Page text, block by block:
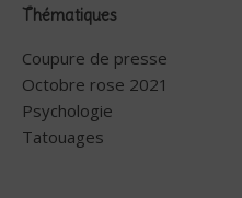
Thématiques
Coupure de presse
Octobre rose 2021
Psychologie
Tatouages